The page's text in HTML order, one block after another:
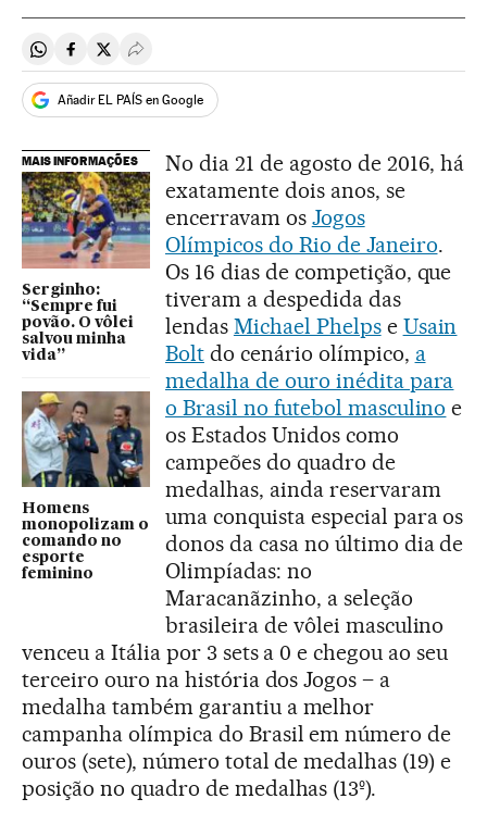
Compartir en Whatsapp
Compartir en Facebook
Compartir en Twitter
Desplegar Redes Sociales
Añadir EL PAÍS en Google
MAIS INFORMAÇÕES
Serginho:
“Sempre fui
povão. O vôlei
salvou minha
vida”
Homens
monopolizam o
comando no
esporte
feminino
No dia 21 de agosto de 2016, há
exatamente dois anos, se
encerravam os Jogos
Olímpicos do Rio de Janeiro.
Os 16 dias de competição, que
tiveram a despedida das
lendas Michael Phelpse Usain
Boltdo cenário olímpico, a
medalha de ouro inédita para
o Brasil no futebol masculino e
os Estados Unidos como
campeões do quadro de
medalhas, ainda reservaram
uma conquista especial para os
donos da casa no último dia de
Olimpíadas: no
Maracanãzinho, a seleção
brasileira de vôlei masculino
venceu a Itália por 3 sets a 0 e chegou ao seu
terceiro ouro na história dos Jogos – a
medalha também garantiu a melhor
campanha olímpica do Brasil em número de
ouros (sete), número total de medalhas (19) e
posição no quadro de medalhas (13º).